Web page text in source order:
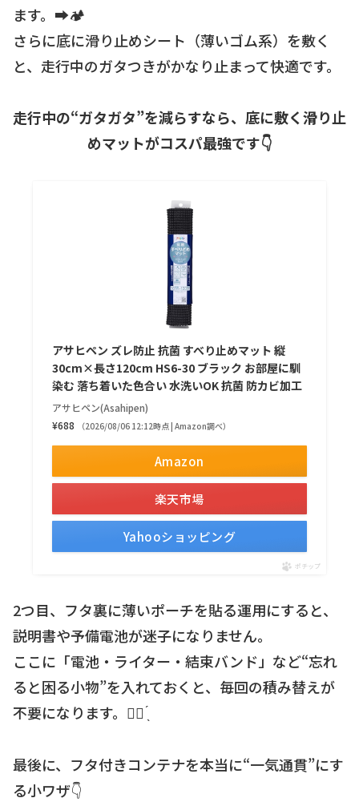
ます。➡️🏕️
さらに底に滑り止めシート（薄いゴム系）を敷く
と、走行中のガタつきがかなり止まって快適です。
走行中の“ガタガタ”を減らすなら、底に敷く滑り止
めマットがコスパ最強です👇
アサヒペン ズレ防止 抗菌 すべり止めマット 縦
30cm×長さ120cm HS6-30 ブラック お部屋に馴
染む 落ち着いた色合い 水洗いOK 抗菌 防カビ加工
アサヒペン(Asahipen)
¥688
（2026/08/06 12:12時点 | Amazon調べ）
Amazon
楽天市場
Yahooショッピング
ポチップ
2つ目、フタ裏に薄いポーチを貼る運用にすると、
説明書や予備電池が迷子になりません。
ここに「電池・ライター・結束バンド」など“忘れ
ると困る小物”を入れておくと、毎回の積み替えが
不要になります。☝🏻 ̖́
最後に、フタ付きコンテナを本当に“一気通貫”にす
る小ワザ👇